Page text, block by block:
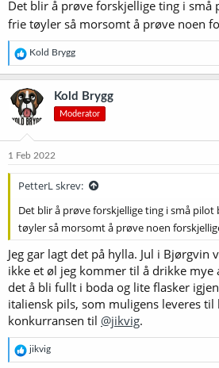
Det blir å prøve forskjellige ting i små
frie tøyler så morsomt å prøve noen
R
e
a
k
s
j
o
e
Kold Brygg
Kold Brygg
Moderator
1 Feb 2022
PetterL skrev:
Det blir å prøve forskjellige ting i små
tøyler så morsomt å prøve noen
Jeg gar lagt det på hylla. Jul i Bjørgvin
ikke et øl jeg kommer til å drikke mye
det å bli fullt i boda og lite flasker
italiensk pils, som muligens leveres til
konkurransen til @jikvig.
R
e
jikvig